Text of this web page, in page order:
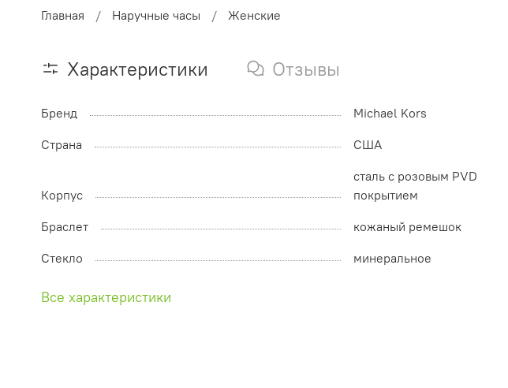
Главная Наручные часы Женские
Характеристики Отзывы
Бренд Michael Kors
Страна
США
Корпус
сталь с розовым PVD
покрытием
Браслет
кожаный ремешок
Стекло
минеральное
Все характеристики